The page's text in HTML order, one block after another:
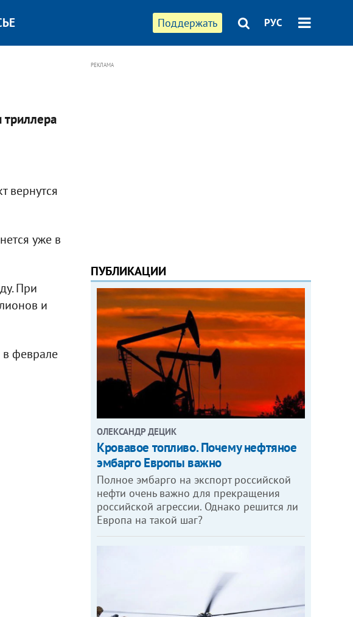
Поддержать РУС
триллера
вернутся
уже в
При
и
феврале
РЕКЛАМА
ПУБЛИКАЦИИ
ОЛЕКСАНДР ДЕЦИК
Кровавое топливо. Почему нефтяное
эмбарго Европы важно
Полное эмбарго на экспорт российской
нефти очень важно для прекращения
российской агрессии. Однако решится ли
Европа на такой шаг?